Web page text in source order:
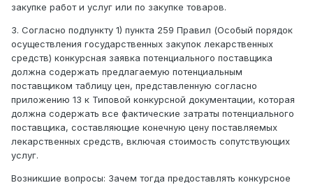
закупке работ и услуг или по закупке товаров.
3. Согласно подпункту 1) пункта 259 Правил (Особый порядок
осуществления государственных закупок лекарственных
средств) конкурсная заявка потенциального поставщика
должна содержать предлагаемую потенциальным
поставщиком таблицу цен, представленную согласно
приложению 13 к Типовой конкурсной документации, которая
должна содержать все фактические затраты потенциального
поставщика, составляющие конечную цену поставляемых
лекарственных средств, включая стоимость сопутствующих
услуг.
Возникшие вопросы: Зачем тогда предоставлять конкурсное